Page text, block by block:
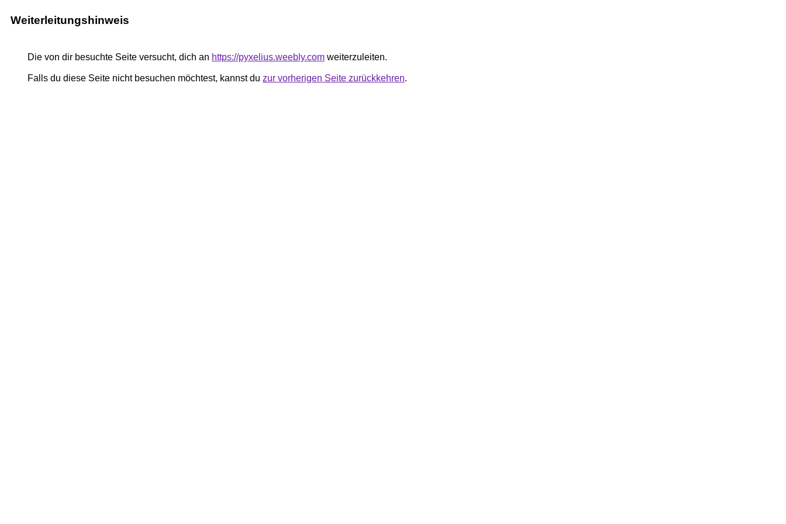
Weiterleitungshinweis
Die von dir besuchte Seite versucht, dich an https://pyxelius.weebly.com weiterzuleiten.
Falls du diese Seite nicht besuchen möchtest, kannst du zur vorherigen Seite zurückkehren.